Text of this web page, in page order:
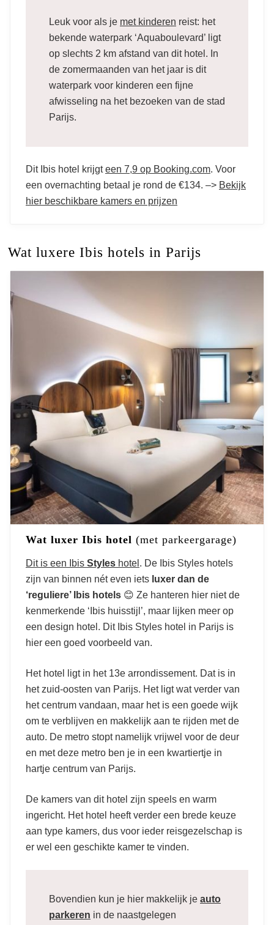
Leuk voor als je met kinderen reist: het
bekende waterpark ‘Aquaboulevard’ ligt
op slechts 2 km afstand van dit hotel. In
de zomermaanden van het jaar is dit
waterpark voor kinderen een fijne
afwisseling na het bezoeken van de stad
Parijs.
Dit Ibis hotel krijgteen 7,9 op Booking.com. Voor
een overnachting betaal je rond de €134. –> Bekijk
hier beschikbare kamers en prijzen
Wat luxere Ibis hotels in Parijs
Wat luxer Ibis hotel (met parkeergarage)
Dit is een Ibis Styles hotel . De Ibis Styles hotels
zijn van binnen nét even iets luxer dan de
‘reguliere’ Ibis hotels 😊 Ze hanteren hier niet de
kenmerkende ‘Ibis huisstijl’, maar lijken meer op
een design hotel. Dit Ibis Styles hotel in Parijs is
hier een goed voorbeeld van.
Het hotel ligt in het 13e arrondissement. Dat is in
het zuid-oosten van Parijs. Het ligt wat verder van
het centrum vandaan, maar het is een goede wijk
om te verblijven en makkelijk aan te rijden met de
auto. De metro stopt namelijk vrijwel voor de deur
en met deze metro ben je in een kwartiertje in
hartje centrum van Parijs.
De kamers van dit hotel zijn speels en warm
ingericht. Het hotel heeft verder een brede keuze
aan type kamers, dus voor ieder reisgezelschap is
er wel een geschikte kamer te vinden.
Bovendien kun je hier makkelijk je auto
parkeren in de naastgelegen